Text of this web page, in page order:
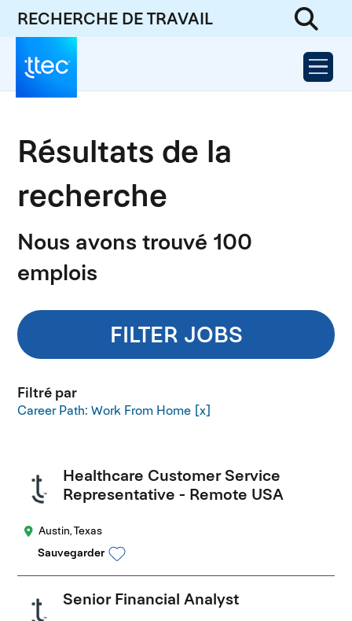
RECHERCHE DE TRAVAIL
Résultats de la
recherche
Nous avons trouvé 100
emplois
FILTER JOBS
Filtré par
Career Path: Work From Home
Healthcare Customer Service
Representative - Remote USA
Austin, Texas
Sauvegarder
Senior Financial Analyst